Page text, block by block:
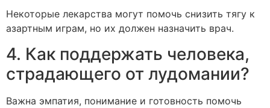
Некоторые лекарства могут помочь снизить тягу к
азартным играм, но их должен назначить врач.
4. Как поддержать человека,
страдающего от лудомании?
Важна эмпатия, понимание и готовность помочь